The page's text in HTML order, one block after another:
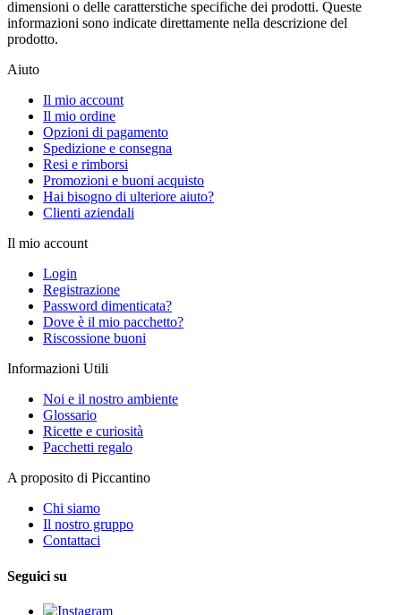
dimensioni o delle caratterstiche specifiche dei prodotti. Queste
informazioni sono indicate direttamente nella descrizione del
prodotto.
Aiuto
Il mio account
Il mio ordine
Opzioni di pagamento
Spedizione e consegna
Resi e rimborsi
Promozioni e buoni acquisto
Hai bisogno di ulteriore aiuto?
Clienti aziendali
Il mio account
Login
Registrazione
Password dimenticata?
Dove è il mio pacchetto?
Riscossione buoni
Informazioni Utili
Noi e il nostro ambiente
Glossario
Ricette e curiosità
Pacchetti regalo
A proposito di Piccantino
Chi siamo
Il nostro gruppo
Contattaci
Seguici su